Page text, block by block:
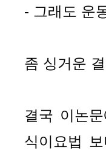
- 그래도 운
좀 싱거운
결국 이논
식이요법 보